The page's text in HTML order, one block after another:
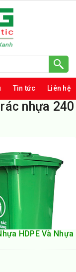
Tin tức Liên hệ
nhựa 240
HDPE Và Nhựa